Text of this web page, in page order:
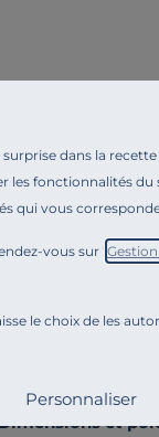
surprise dans la
les fonctionnalités du
qui vous
vous sur "
le choix de les
Personnaliser
Ajoutez de la
Sa grande taille
Son contour en
La collection
Le bois massif
Découvrez toute
et